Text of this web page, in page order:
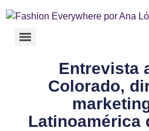
Entrevista
Colorado,
Latinoamérica